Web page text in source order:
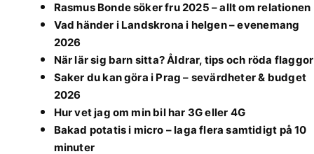
Rasmus Bonde söker fru 2025 – allt om relationen
Vad händer i Landskrona i helgen – evenemang
2026
När lär sig barn sitta? Åldrar, tips och röda flaggor
Saker du kan göra i Prag – sevärdheter & budget
2026
Hur vet jag om min bil har 3G eller 4G
Bakad potatis i micro – laga flera samtidigt på 10
minuter